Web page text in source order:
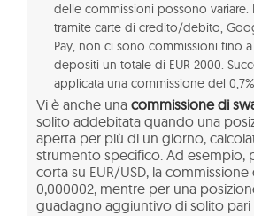
delle commissioni possono variare.
tramite carte di credito/debito,
Pay, non ci sono commissioni fino
depositi un totale di EUR 2000.
applicata una commissione del
Vi è anche una commissione di
solito addebitata quando una
aperta per più di un giorno,
strumento specifico. Ad esempio,
corta su EUR/USD, la
0,000002, mentre per una
guadagno aggiuntivo di solito pari